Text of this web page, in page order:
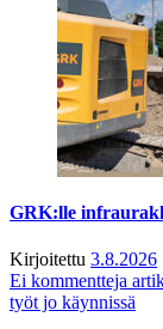
GRK:lle
Kirjoitettu 3.8.2026
Ei kommentteja
työt jo käynnissä